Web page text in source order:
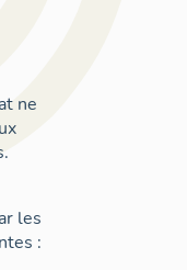
ne
les
: